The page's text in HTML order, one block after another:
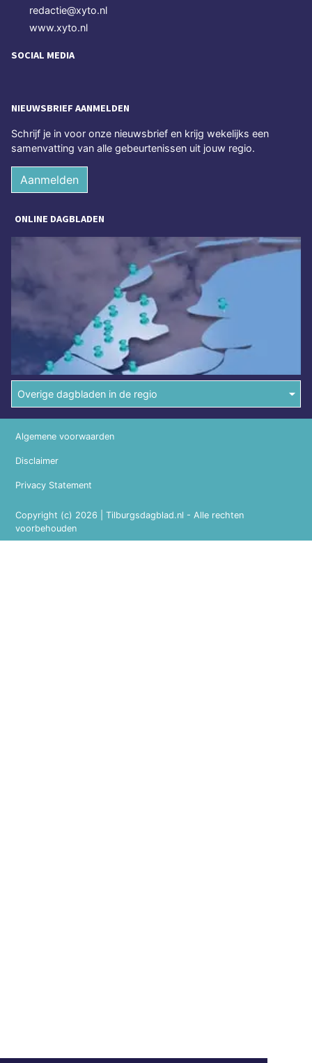
redactie@xyto.nl
www.xyto.nl
SOCIAL MEDIA
NIEUWSBRIEF AANMELDEN
Schrijf je in voor onze nieuwsbrief en krijg wekelijks een
samenvatting van alle gebeurtenissen uit jouw regio.
Aanmelden
ONLINE DAGBLADEN
Overige dagbladen in de regio
Copyright (c) 2026 | Tilburgsdagblad.nl - Alle rechten
voorbehouden
Algemene voorwaarden
Disclaimer
Privacy Statement